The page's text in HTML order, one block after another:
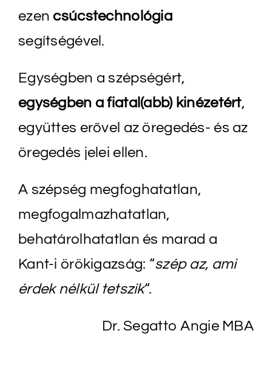
ezencsúcstechnológia
segítségével.
Egységben a szépségért,
egységben a fiatal(abb) kinézetért,
együttes erővel az öregedés- és az
öregedés jelei ellen.
A szépség megfoghatatlan,
megfogalmazhatatlan,
behatárolhatatlan és marad a
Kant-i örökigazság: “szép az, ami
érdek nélkül tetszik“.
Dr. Segatto Angie MBA